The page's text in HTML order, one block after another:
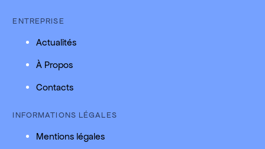
ENTREPRISE
Actualités
À Propos
Contacts
INFORMATIONS LÉGALES
Mentions légales